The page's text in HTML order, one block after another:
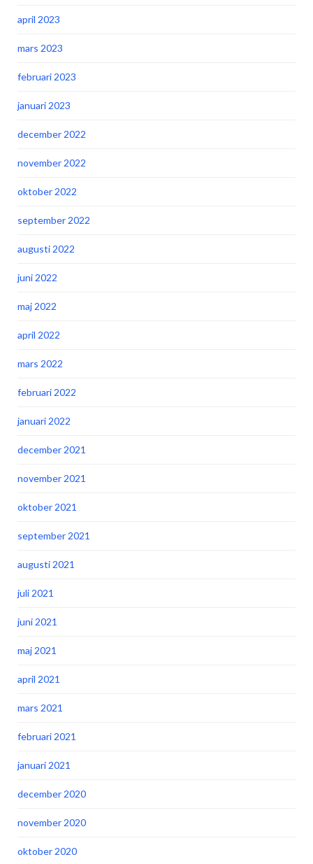
april 2023
mars 2023
februari 2023
januari 2023
december 2022
november 2022
oktober 2022
september 2022
augusti 2022
juni 2022
maj 2022
april 2022
mars 2022
februari 2022
januari 2022
december 2021
november 2021
oktober 2021
september 2021
augusti 2021
juli 2021
juni 2021
maj 2021
april 2021
mars 2021
februari 2021
januari 2021
december 2020
november 2020
oktober 2020